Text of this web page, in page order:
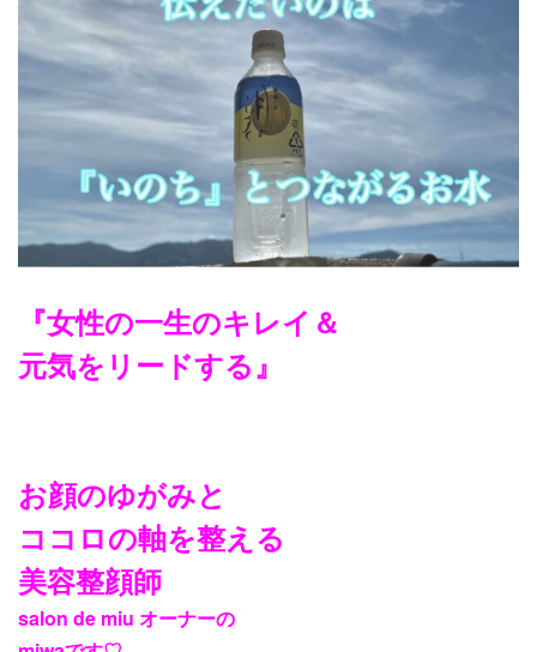
『女性の一生のキレイ＆
元気をリードする』
お顔のゆがみと
ココロの軸を整える
美容整顔師
salon de miu オーナーの